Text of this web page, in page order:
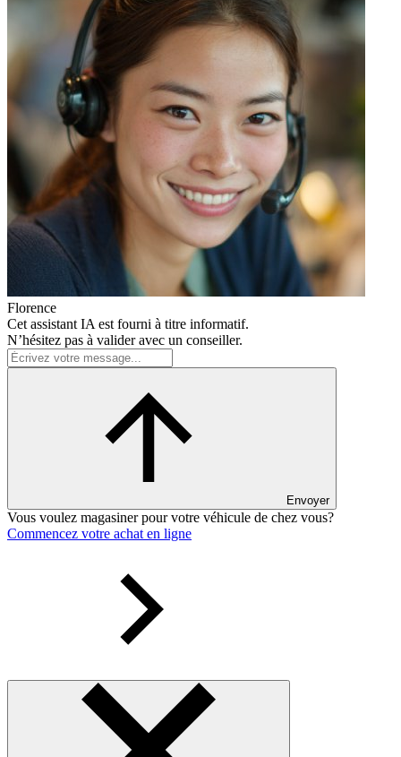
Florence
Cet assistant IA est fourni à titre informatif.
N’hésitez pas à valider avec un conseiller.
Envoyer
Vous voulez magasiner pour votre véhicule de chez vous?
Commencez votre achat en ligne